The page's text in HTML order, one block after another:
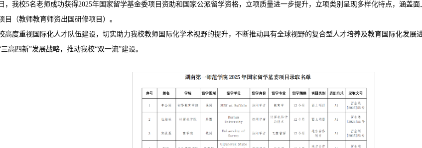
，我校5名老师成功获得2025年国家留学基金委项目资助和国家公派留学资格，立项质量进一步提升，立项类别呈现多样化特点，涵盖
目（教师教育师资出国研修项目）。
高度重视国际化人才队伍建设，切实助力我校教师国际化学术视野的提升，不断推动具有全球视野的复合型人才培养及教育国际化发展
高四新”发展战略，推动我校“双一流”建设。